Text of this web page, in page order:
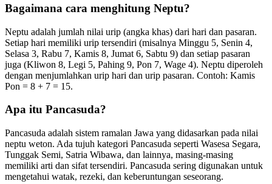
Bagaimana cara menghitung Neptu?
Neptu adalah jumlah nilai urip (angka khas) dari hari dan pasaran.
Setiap hari memiliki urip tersendiri (misalnya Minggu 5, Senin 4,
Selasa 3, Rabu 7, Kamis 8, Jumat 6, Sabtu 9) dan setiap pasaran
juga (Kliwon 8, Legi 5, Pahing 9, Pon 7, Wage 4). Neptu diperoleh
dengan menjumlahkan urip hari dan urip pasaran. Contoh: Kamis
Pon = 8 + 7 = 15.
Apa itu Pancasuda?
Pancasuda adalah sistem ramalan Jawa yang didasarkan pada nilai
neptu weton. Ada tujuh kategori Pancasuda seperti Wasesa Segara,
Tunggak Semi, Satria Wibawa, dan lainnya, masing-masing
memiliki arti dan sifat tersendiri. Pancasuda sering digunakan untuk
mengetahui watak, rezeki, dan keberuntungan seseorang.